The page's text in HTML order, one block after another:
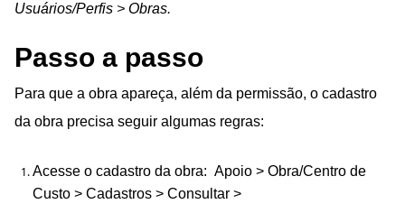
Usuários/Perfis > Obras.
Passo a passo
Para que a obra apareça, além da permissão, o cadastro
da obra precisa seguir algumas regras:
Acesse o cadastro da obra: Apoio > Obra/Centro de
Custo > Cadastros > Consultar >